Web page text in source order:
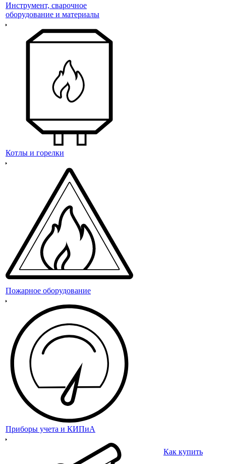
Инструмент, сварочное
оборудование и материалы
Котлы и горелки
Пожарное оборудование
Приборы учета и КИПиА
Как купить